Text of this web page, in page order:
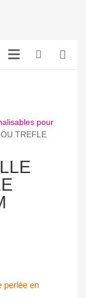
pour
TREFLE
perlée en